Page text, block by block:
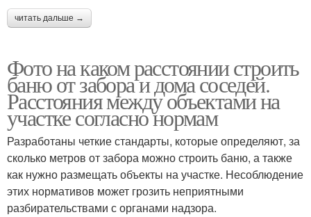
читать дальше →
Фото на каком расстоянии строить
баню от забора и дома соседей.
Расстояния между объектами на
участке согласно нормам
Разработаны четкие стандарты, которые определяют, за
сколько метров от забора можно строить баню, а также
как нужно размещать объекты на участке. Несоблюдение
этих нормативов может грозить неприятными
разбирательствами с органами надзора.